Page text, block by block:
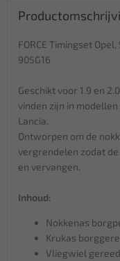
FORCE Timingset
905G16
Geschikt voor 1.9 en
vinden zijn in modellen
Lancia.
Ontworpen om de
vergrendelen zodat
en vervangen.
Inhoud:
Nokkenas
Krukas
Vliegwiel